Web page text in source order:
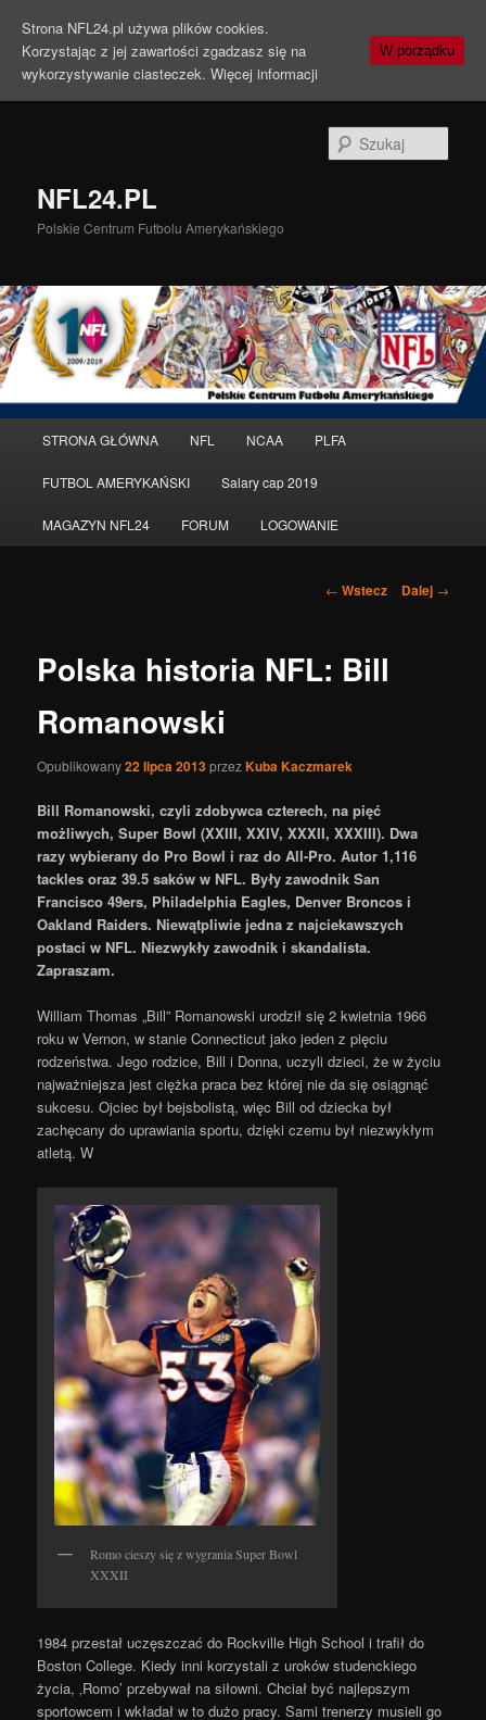
NFL24.PL
Polskie Centrum Futbolu Amerykańskiego
główne
Przeskocz
do
tekstu
STRONA GŁÓWNA NFL NCAA PLFA
FUTBOL AMERYKAŃSKI Salary cap 2019
MAGAZYN NFL24 FORUM LOGOWANIE
Nawigacja
← Wstecz Dalej →
Polska historia NFL: Bill
Romanowski
Opublikowany22 lipca 2013przezKuba Kaczmarek
Bill Romanowski, czyli zdobywca czterech, na pięć
możliwych, Super Bowl (XXIII, XXIV, XXXII, XXXIII). Dwa
razy wybierany do Pro Bowl i raz do All-Pro. Autor 1,116
tackles oraz 39.5 saków w NFL. Były zawodnik San
Francisco 49ers, Philadelphia Eagles, Denver Broncos i
Oakland Raiders. Niewątpliwie jedna z najciekawszych
postaci w NFL. Niezwykły zawodnik i skandalista.
Zapraszam.
William Thomas „Bill” Romanowski urodził się 2 kwietnia 1966
roku w Vernon, w stanie Connecticut jako jeden z pięciu
rodzeństwa. Jego rodzice, Bill i Donna, uczyli dzieci, że w życiu
najważniejsza jest ciężka praca bez której nie da się osiągnąć
sukcesu. Ojciec był bejsbolistą, więc Bill od dziecka był
zachęcany do uprawiania sportu, dzięki czemu był niezwykłym
atletą. W
Romo cieszy się z wygrania Super Bowl
XXXII
1984 przestał uczęszczać do Rockville High School i trafił do
Boston College. Kiedy inni korzystali z uroków studenckiego
życia, ‚Romo’ przebywał na siłowni. Chciał być najlepszym
sportowcem i wkładał w to dużo pracy. Sami trenerzy musieli go
Strona NFL24.pl używa plików cookies.
Korzystając z jej zawartości zgadzasz się na
wykorzystywanie ciasteczek. Więcej informacji
W porządku